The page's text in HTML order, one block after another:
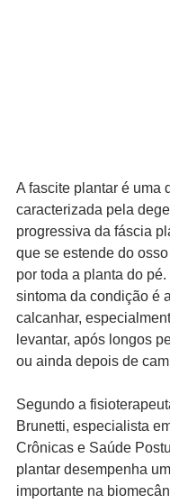
A fascite plantar é uma
caracterizada pela
progressiva da fáscia
que se estende do
por toda a planta do pé.
sintoma da condição é
calcanhar,
levantar, após longos
ou ainda depois de
Segundo a
Brunetti, especialista
Crônicas e Saúde
plantar desempenha
importante na